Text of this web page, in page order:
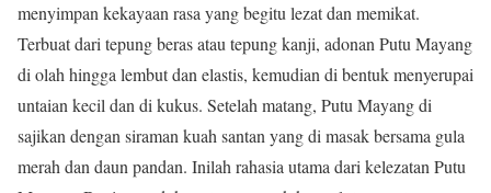
menyimpan kekayaan rasa yang begitu lezat dan memikat.
Terbuat dari tepung beras atau tepung kanji, adonan Putu Mayang
di olah hingga lembut dan elastis, kemudian di bentuk menyerupai
untaian kecil dan di kukus. Setelah matang, Putu Mayang di
sajikan dengan siraman kuah santan yang di masak bersama gula
merah dan daun pandan. Inilah rahasia utama dari kelezatan Putu